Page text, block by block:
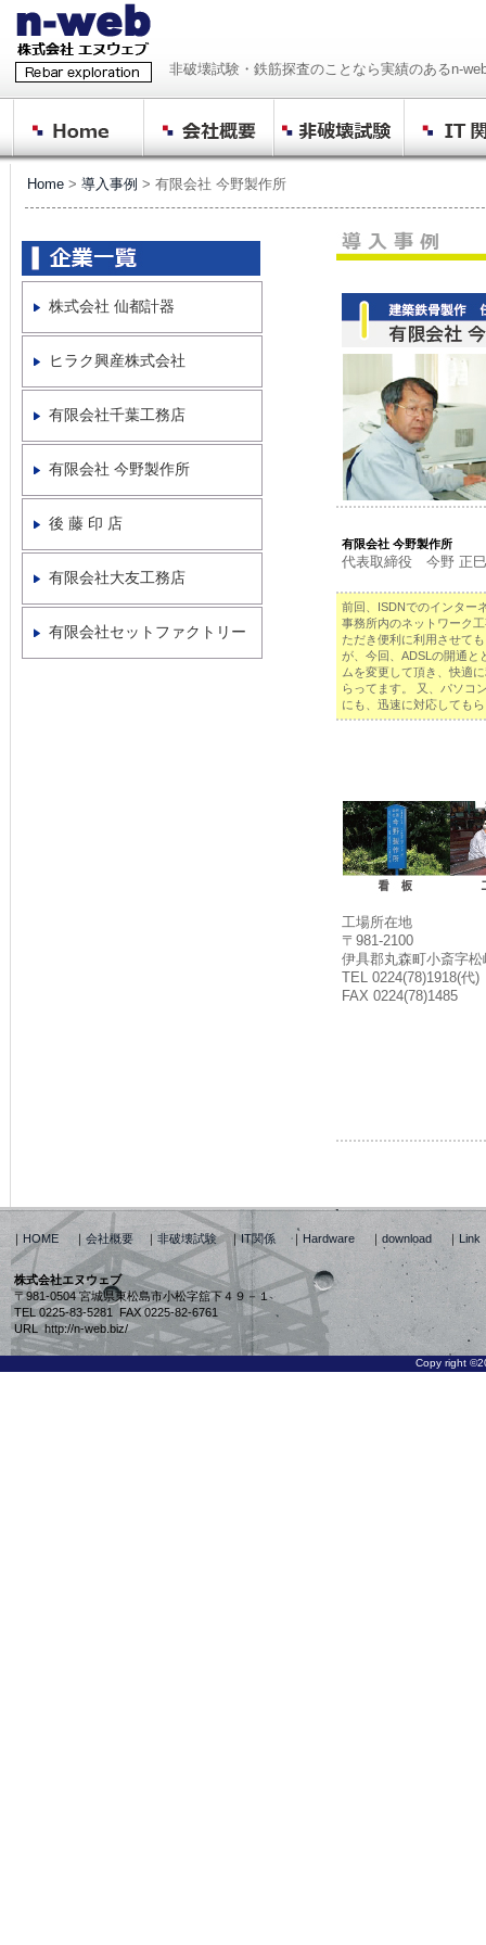
非破壊試験・鉄筋探査のことなら実績のあるn-
Home > 導入事例 > 有限会社 今野製作所
株式会社 仙都計器
ヒラク興産株式会社
有限会社千葉工務店
有限会社 今野製作所
後 藤 印 店
有限会社大友工務店
有限会社セットファクトリー
有限会社 今野製作所
代表取締役 今野 正
前回、ISDNでのインター
事務所内のネットワーク
ただき便利に利用させて
が、今回、ADSLの開通と
ムを変更して頂き、快適
らってます。 又、パソコ
にも、迅速に対応しても
工場所在地
〒981-2100
伊具郡丸森町小斎字松
TEL 0224(78)1918(代)
FAX 0224(78)1485
｜ HOME ｜ 会社概要 ｜ 非破壊試験｜IT関係 ｜ Hardware ｜ download ｜ Link
株式会社エヌウェブ
〒981-0504 宮城県東松島市小松字舘下４９－１
TEL 0225-83-5281 FAX 0225-82-6761
URL http://n-web.biz/
Copy right